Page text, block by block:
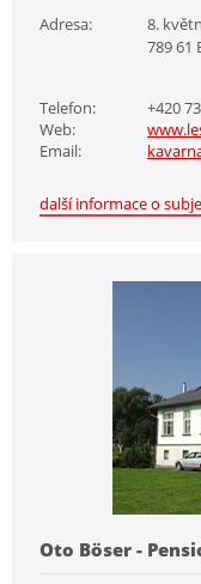
Adresa:
8.
789 61
Telefon:
+420
Web:
Email:
další informace o
Oto Böser -